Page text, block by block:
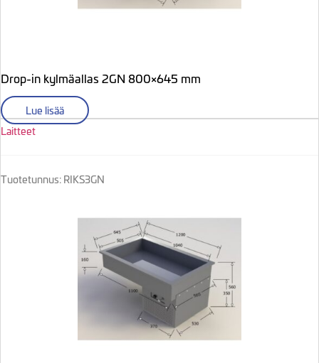
Drop-in kylmäallas 2GN 800×645 mm
Lue lisää
Laitteet
Tuotetunnus: RIKS3GN